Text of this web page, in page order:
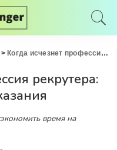
> Когда исчезнет профессия рекрутера: факты, цифры, предсказания
рекрутера:
время на